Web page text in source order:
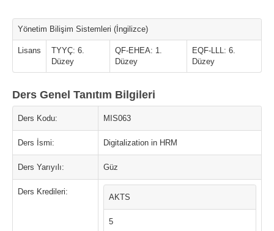
Yönetim Bilişim Sistemleri (İngilizce)
Lisans
TYYÇ: 6.
Düzey
QF-EHEA: 1.
Düzey
EQF-LLL: 6.
Düzey
Ders Genel Tanıtım Bilgileri
Ders Kodu: MIS063
Ders İsmi: Digitalization in HRM
Ders Yarıyılı: Güz
Ders Kredileri:
AKTS
5